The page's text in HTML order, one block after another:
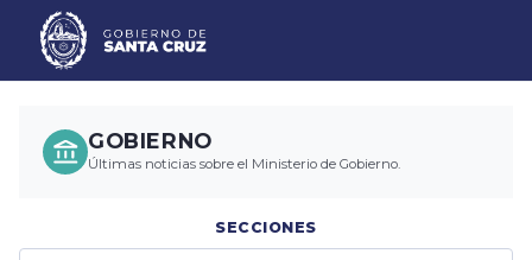
GOBIERNO
Últimas noticias sobre el Ministerio de Gobierno.
SECCIONES